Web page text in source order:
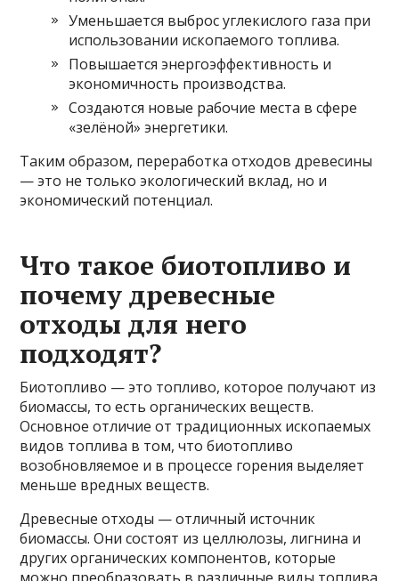
Уменьшается выброс углекислого газа при
использовании ископаемого топлива.
Повышается энергоэффективность и
экономичность производства.
Создаются новые рабочие места в сфере
«зелёной» энергетики.
Таким образом, переработка отходов древесины
— это не только экологический вклад, но и
экономический потенциал.
Что такое биотопливо и
почему древесные
отходы для него
подходят?
Биотопливо — это топливо, которое получают из
биомассы, то есть органических веществ.
Основное отличие от традиционных ископаемых
видов топлива в том, что биотопливо
возобновляемое и в процессе горения выделяет
меньше вредных веществ.
Древесные отходы — отличный источник
биомассы. Они состоят из целлюлозы, лигнина и
других органических компонентов, которые